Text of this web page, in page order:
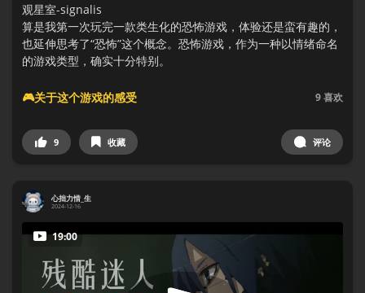
观星室-signalis
算是我第一次玩完一款类生化的恐怖游戏，体验还是蛮有趣的，
也延伸思考了“恐怖”这个概念。恐怖游戏，作为一种以情绪命名
的游戏类型，确实十分特别。
🎮关于这个游戏的感受 9喜欢
9 收藏 评论
心拙力惜_生
2024-12-16
19:00